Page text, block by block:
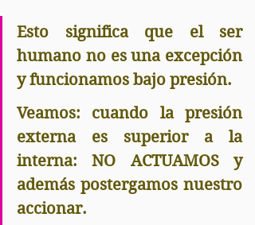
Esto significa que el ser
humano no es una excepción
y funcionamos bajo presión.
Veamos: cuando la presión
externa es superior a la
interna: NO ACTUAMOS y
además postergamos nuestro
accionar.